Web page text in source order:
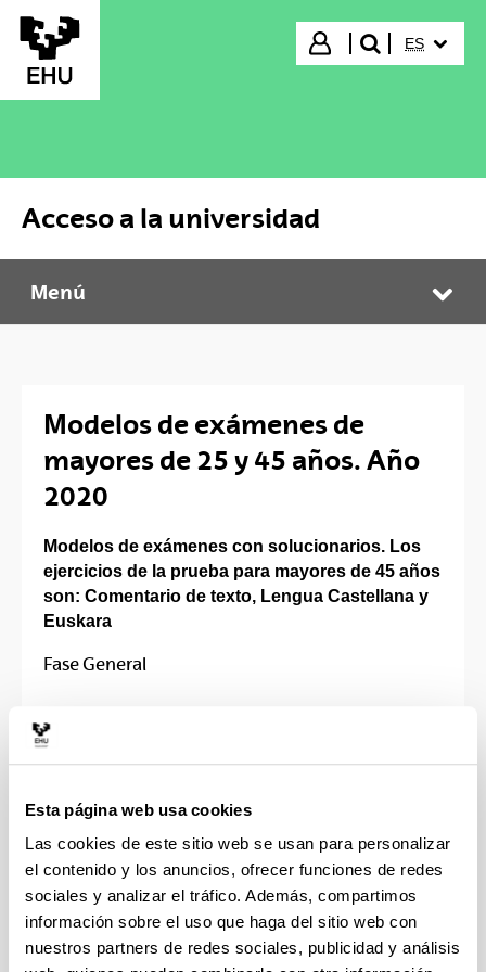
Esta página web usa cookies
Las cookies de este sitio web se usan para personalizar
el contenido y los anuncios, ofrecer funciones de redes
sociales y analizar el tráfico. Además, compartimos
información sobre el uso que haga del sitio web con
nuestros partners de redes sociales, publicidad y análisis
Saltar al contenido principal
Iniciar sesión
buscar"
ES
Acceso a la universidad
Acceso a la universidad
Menú
Modelos de exámenes de
mayores de 25 y 45 años. Año
2020
Modelos de exámenes con solucionarios. Los
ejercicios de la prueba para mayores de 45 años
son: Comentario de texto, Lengua Castellana y
Euskara
Fase General
Inglés
Portugués
Euskara
Comentario de texto
Lengua Castellana
Fase específica